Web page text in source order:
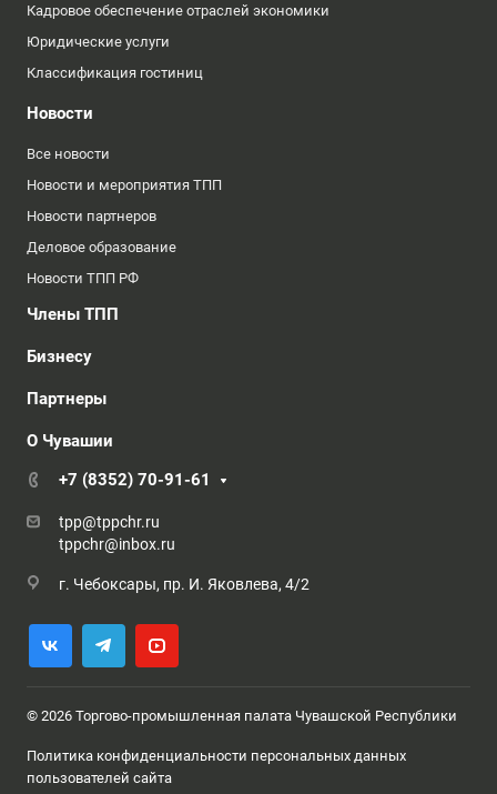
Кадровое обеспечение отраслей экономики
Юридические услуги
Классификация гостиниц
Новости
Все новости
Новости и мероприятия ТПП
Новости партнеров
Деловое образование
Новости ТПП РФ
Члены ТПП
Бизнесу
Партнеры
О Чувашии
+7 (8352) 70-91-61
tpp@tppchr.ru
tppchr@inbox.ru
г. Чебоксары, пр. И. Яковлева, 4/2
© 2026 Торгово-промышленная палата Чувашской Республики
Политика конфиденциальности персональных данных
пользователей сайта